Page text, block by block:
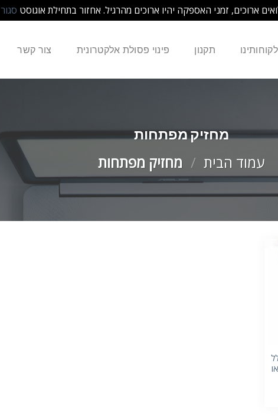
ארוכים, זמני האספקה יהיו ארוכים מהרגיל. אחזור בתחילת אוגוסט סגור
תקנון פינוי פסולת אלקטרונית צור קשר
מחזיק מפתחות
עמוד הבית / מחזיק מפתחות